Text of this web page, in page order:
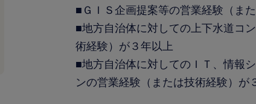
■ＧＩＳ企画提案等の営業経験（ま
■地方自治体に対しての上下水道コ
術経験）が３年以上
■地方自治体に対してのＩＴ、情報
ンの営業経験（または技術経験）が